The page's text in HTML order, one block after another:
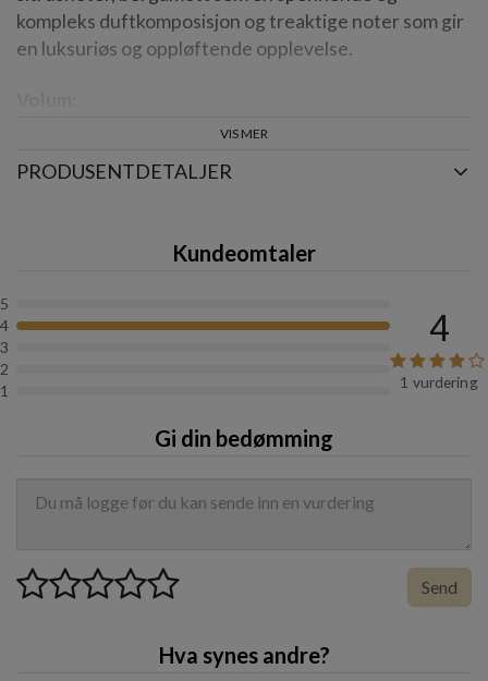
kompleks duftkomposisjon og treaktige noter som gir
en luksuriøs og oppløftende opplevelse.
VIS MER
PRODUSENTDETALJER
Kundeomtaler
5
4
3
2
1
4
1 vurdering
Gi din bedømming
Send
Hva synes andre?